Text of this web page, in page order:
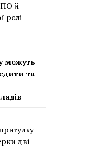
й
ролі
можуть
та
дві